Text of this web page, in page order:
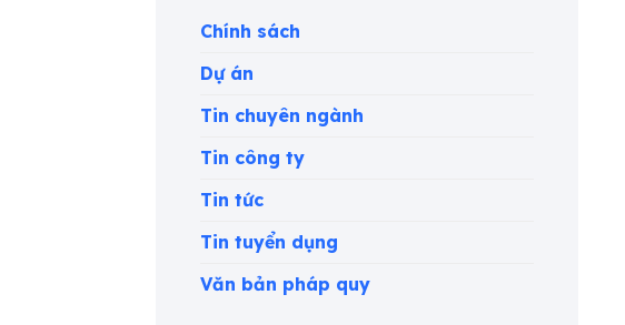
Chính sách
Dự án
Tin chuyên ngành
Tin công ty
Tin tức
Tin tuyển dụng
Văn bản pháp quy